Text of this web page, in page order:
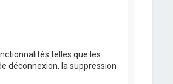
telles que les
déconnexion, la suppression